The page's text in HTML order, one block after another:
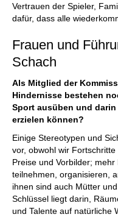
Vertrauen der Spieler,
dafür, dass alle
Frauen und
Schach
Als Mitglied der
Hindernisse bestehen
Sport ausüben und
erzielen können?
Einige Stereotypen und
vor, obwohl wir
Preise und Vorbilder;
teilnehmen, organisieren,
ihnen sind auch Mütter
Schlüssel liegt darin,
und Talente auf natürliche